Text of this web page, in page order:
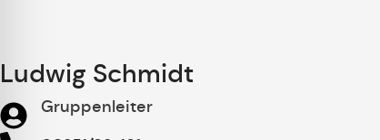
Ludwig Schmidt
Gruppenleiter